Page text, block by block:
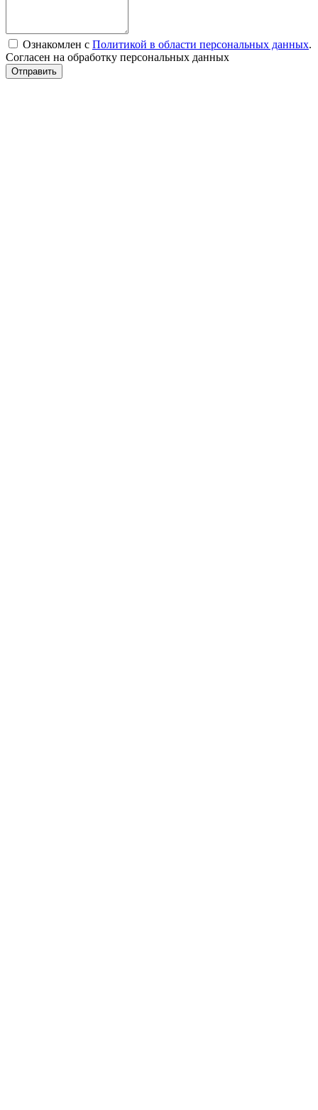
Ознакомлен с Политикой в области персональных данных.
Согласен на обработку персональных данных
Отправить